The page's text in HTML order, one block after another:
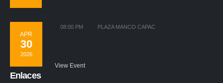
APR
30
2026
08:00 PM PLAZA MANCO CAPAC
View Event
Enlaces